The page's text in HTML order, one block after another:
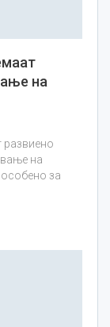
на
развиено
на
особено за